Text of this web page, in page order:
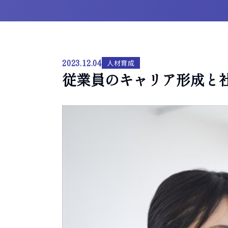
2023.12.04 人材育成
従業員のキャリア形成と